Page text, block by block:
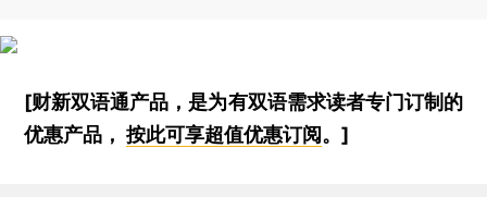
[财新双语通产品，是为有双语需求读者专门订制的
优惠产品，按此可享超值优惠订阅 。]